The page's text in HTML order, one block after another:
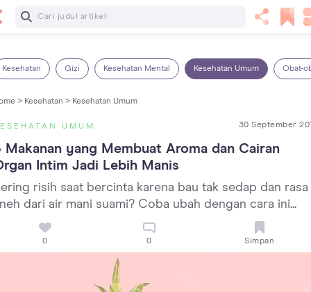
Baca Selanjutnya
Kesehatan Gizi Kesehatan Mental Kesehatan Umum Obat-
> Kesehatan > Kesehatan Umum
UMUM 30 September
Makanan yang Membuat Aroma dan Cairan
Intim Jadi Lebih Manis
risih saat bercinta karena bau tak sedap dan rasa
dari air mani suami? Coba ubah dengan cara ini...
0 0 Simpan